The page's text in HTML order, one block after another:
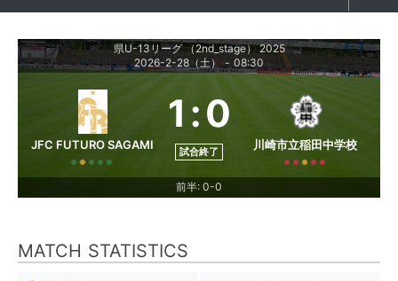
県U-13リーグ （2nd_stage） 2025
2026-2-28（土）
- 08:30
JFC FUTURO SAGAMI
1 :0
試合終了 川崎市立稲田中学校
前半: 0-0
MATCH STATISTICS